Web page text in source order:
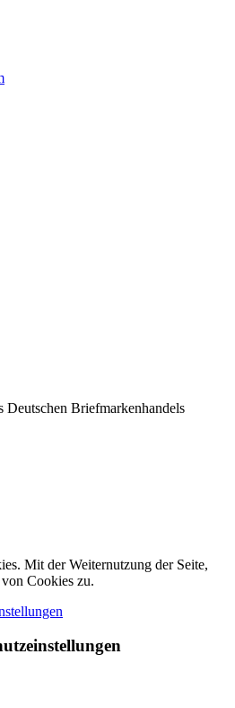
Briefmarkenhandels
Mit der Weiternutzung der Seite,
Cookies zu.